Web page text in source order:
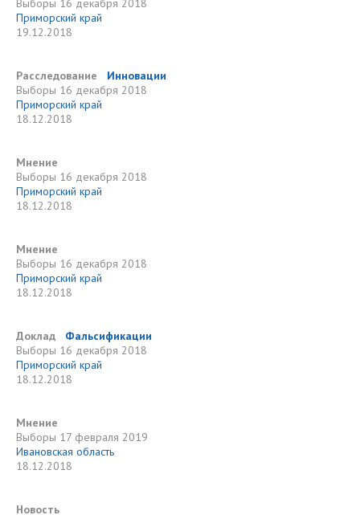
Выборы 16 декабря 2018
Приморский край
19.12.2018
Расследование
Инновации
Выборы 16 декабря 2018
Приморский край
18.12.2018
Мнение
Выборы 16 декабря 2018
Приморский край
18.12.2018
Мнение
Выборы 16 декабря 2018
Приморский край
18.12.2018
Доклад
Фальсификации
Выборы 16 декабря 2018
Приморский край
18.12.2018
Мнение
Выборы 17 февраля 2019
Ивановская область
18.12.2018
Новость